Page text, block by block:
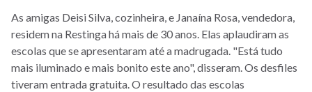
As amigas Deisi Silva, cozinheira, e Janaína Rosa, vendedora,
residem na Restinga há mais de 30 anos. Elas aplaudiram as
escolas que se apresentaram até a madrugada. "Está tudo
mais iluminado e mais bonito este ano", disseram. Os desfiles
tiveram entrada gratuita. O resultado das escolas